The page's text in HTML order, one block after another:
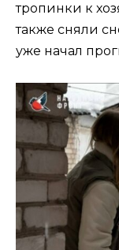
тропинки к
также сняли
уже начал